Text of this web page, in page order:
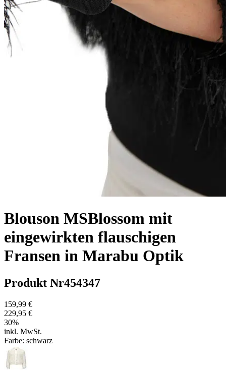
Blouson MSBlossom mit
eingewirkten flauschigen
Fransen in Marabu Optik
Produkt Nr454347
159,99 €
229,95 €
30%
inkl. MwSt.
Farbe: schwarz